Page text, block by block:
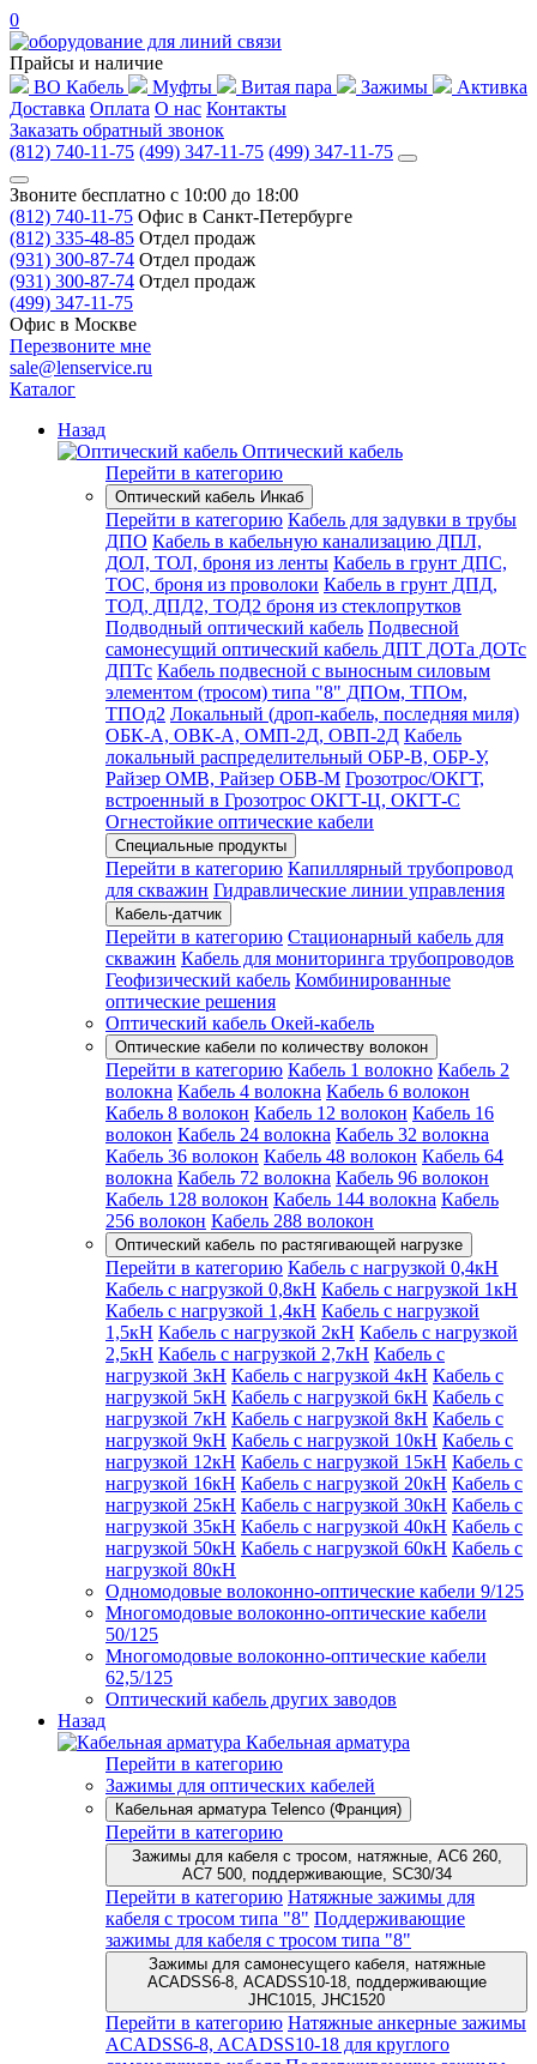
0
Прайсы и наличие
ВО Кабель
Муфты Витая пара Зажимы
Активка
Доставка Оплата О нас Контакты
Заказать обратный звонок
(812) 740-11-75 (499) 347-11-75 (499) 347-11-75
Звоните бесплатно с 10:00 до 18:00
(812) 740-11-75 Офис в Санкт-Петербурге
(812) 335-48-85 Отдел продаж
(931) 300-87-74 Отдел продаж
(931) 300-87-74 Отдел продаж
(499) 347-11-75
Офис в Москве
Перезвоните мне
sale@lenservice.ru
Каталог
Назад
Оптический кабель
Перейти в категорию
Оптический кабель Инкаб
Перейти в категорию Кабель для задувки в трубы
ДПО Кабель в кабельную канализацию ДПЛ,
ДОЛ, ТОЛ, броня из ленты Кабель в грунт ДПС,
ТОС, броня из проволоки Кабель в грунт ДПД,
ТОД, ДПД2, ТОД2 броня из стеклопрутков
Подводный оптический кабель Подвесной
самонесущий оптический кабель ДПТ ДОТа ДОТс
ДПТс Кабель подвесной с выносным силовым
элементом (тросом) типа "8" ДПОм, ТПОм,
ТПОд2 Локальный (дроп-кабель, последняя миля)
ОБК-А, ОВК-А, ОМП-2Д, ОВП-2Д Кабель
локальный распределительный ОБР-В, ОБР-У,
Райзер ОМВ, Райзер ОБВ-М Грозотрос/ОКГТ,
встроенный в Грозотрос ОКГТ-Ц, ОКГТ-С
Огнестойкие оптические кабели
Специальные продукты
Перейти в категорию Капиллярный трубопровод
для скважин Гидравлические линии управления
Кабель-датчик
Перейти в категорию Стационарный кабель для
скважин Кабель для мониторинга трубопроводов
Геофизический кабель Комбинированные
оптические решения
Оптический кабель Окей-кабель
Оптические кабели по количеству волокон
Перейти в категорию Кабель 1 волокно Кабель 2
волокна Кабель 4 волокна Кабель 6 волокон
Кабель 8 волокон Кабель 12 волокон Кабель 16
волокон Кабель 24 волокна Кабель 32 волокна
Кабель 36 волокон Кабель 48 волокон Кабель 64
волокна Кабель 72 волокна Кабель 96 волокон
Кабель 128 волокон Кабель 144 волокна Кабель
256 волокон Кабель 288 волокон
Оптический кабель по растягивающей нагрузке
Перейти в категорию Кабель с нагрузкой 0,4кН
Кабель с нагрузкой 0,8кН Кабель с нагрузкой 1кН
Кабель с нагрузкой 1,4кН Кабель с нагрузкой
1,5кН Кабель с нагрузкой 2кН Кабель с нагрузкой
2,5кН Кабель с нагрузкой 2,7кН Кабель с
нагрузкой 3кН Кабель с нагрузкой 4кН Кабель с
нагрузкой 5кН Кабель с нагрузкой 6кН Кабель с
нагрузкой 7кН Кабель с нагрузкой 8кН Кабель с
нагрузкой 9кН Кабель с нагрузкой 10кН Кабель с
нагрузкой 12кН Кабель с нагрузкой 15кН Кабель с
нагрузкой 16кН Кабель с нагрузкой 20кН Кабель с
нагрузкой 25кН Кабель с нагрузкой 30кН Кабель с
нагрузкой 35кН Кабель с нагрузкой 40кН Кабель с
нагрузкой 50кН Кабель с нагрузкой 60кН Кабель с
нагрузкой 80кН
Одномодовые волоконно-оптические кабели 9/125
Многомодовые волоконно-оптические кабели
50/125
Многомодовые волоконно-оптические кабели
62,5/125
Оптический кабель других заводов
Назад
Кабельная арматура
Перейти в категорию
Зажимы для оптических кабелей
Кабельная арматура Telenco (Франция)
Перейти в категорию
Зажимы для кабеля с тросом, натяжные, AC6 260,
AC7 500, поддерживающие, SC30/34
Перейти в категорию Натяжные зажимы для
кабеля с тросом типа "8" Поддерживающие
зажимы для кабеля с тросом типа "8"
Зажимы для самонесущего кабеля, натяжные
ACADSS6-8, ACADSS10-18, поддерживающие
JHC1015, JHC1520
Перейти в категорию Натяжные анкерные зажимы
ACADSS6-8, ACADSS10-18 для круглого